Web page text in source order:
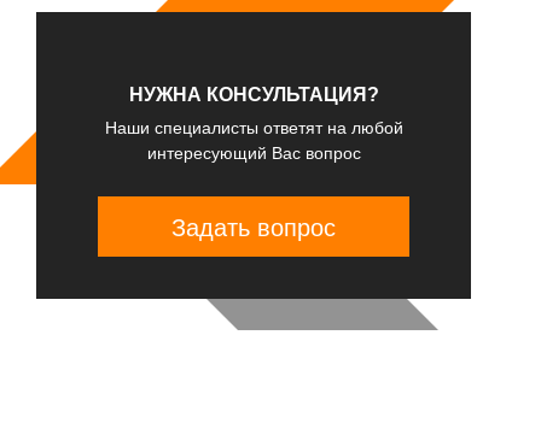
НУЖНА КОНСУЛЬТАЦИЯ?
Наши специалисты ответят на любой
интересующий Вас вопрос
Задать вопрос